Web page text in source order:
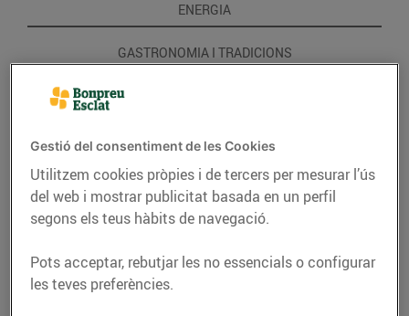
ENERGIA
GASTRONOMIA I TRADICIONS
Gestió del consentiment de les Cookies
Utilitzem cookies pròpies i de tercers per mesurar l’ús
del web i mostrar publicitat basada en un perfil
segons els teus hàbits de navegació.
Pots acceptar, rebutjar les no essencials o configurar
les teves preferències.